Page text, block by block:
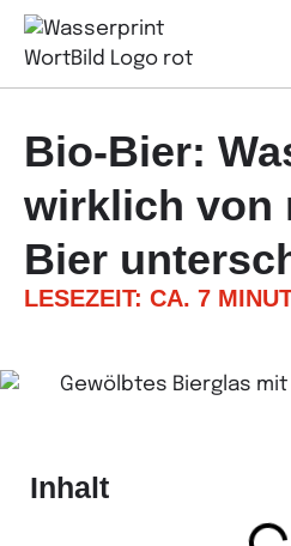
Bio-Bier:
wirklich von
Bier
LESEZEIT: CA. 7
Inhalt